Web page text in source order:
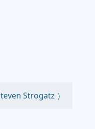
Strogatz ）